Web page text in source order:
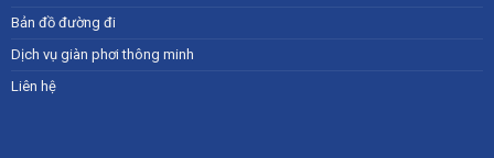
Bản đồ đường đi
Dịch vụ giàn phơi thông minh
Liên hệ